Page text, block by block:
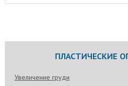
ПЛАСТИЧЕСКИЕ
Увеличение груди